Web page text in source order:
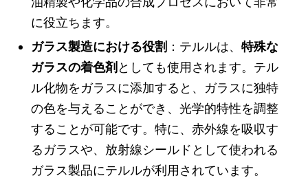
に役立ちます。
ガラス製造における役割 ：テルルは、 特殊な
ガラスの着色剤 としても使用されます。テル
ル化物をガラスに添加すると、ガラスに独特
の色を与えることができ、光学的特性を調整
することが可能です。特に、赤外線を吸収す
るガラスや、放射線シールドとして使われる
ガラス製品にテルルが利用されています。